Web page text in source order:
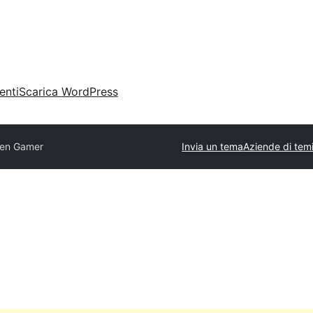
Scarica WordPress
Gamer Invia un temaAziende di